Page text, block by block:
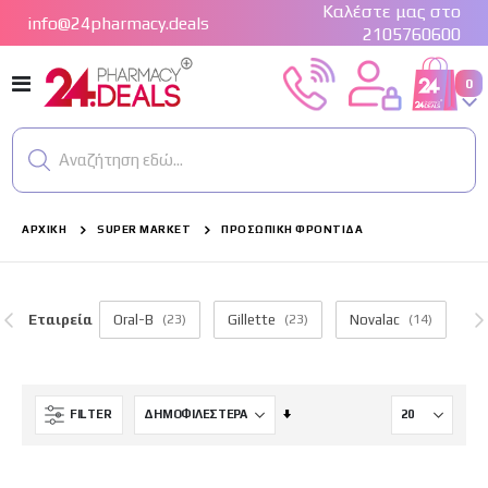
info@24pharmacy.deals
Καλέστε μας στο
2105760600
Εναλλαγή
Πλοήγησης
Cart
0
Αναζήτηση εδώ...
ΑΡΧΙΚΉ SUPER MARKET ΠΡΟΣΩΠΙΚΉ ΦΡΟΝΤΊΔΑ
Εταιρεία Oral-B (23) Gillette (23) Novalac (14)
FILTER
Ορίστε